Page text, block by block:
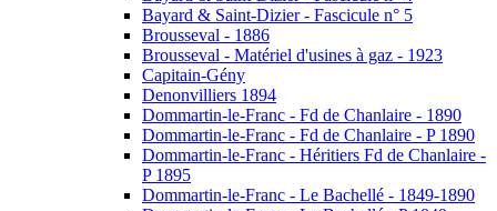
Bayard & Saint-Dizier - Fascicule n° 5
Brousseval - 1886
Brousseval - Matériel d'usines à gaz - 1923
Capitain-Gény
Denonvilliers 1894
Dommartin-le-Franc - Fd de Chanlaire - 1890
Dommartin-le-Franc - Fd de Chanlaire - P 1890
Dommartin-le-Franc - Héritiers Fd de Chanlaire -
P 1895
Dommartin-le-Franc - Le Bachellé - 1849-1890